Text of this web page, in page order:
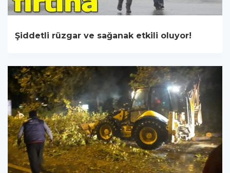
Şiddetli rüzgar ve sağanak etkili oluyor!